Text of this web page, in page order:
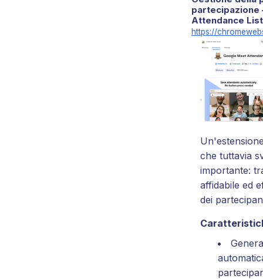
partecipazione
Attendance List
https://
che tuttavia
importante:
affidabile ed
dei